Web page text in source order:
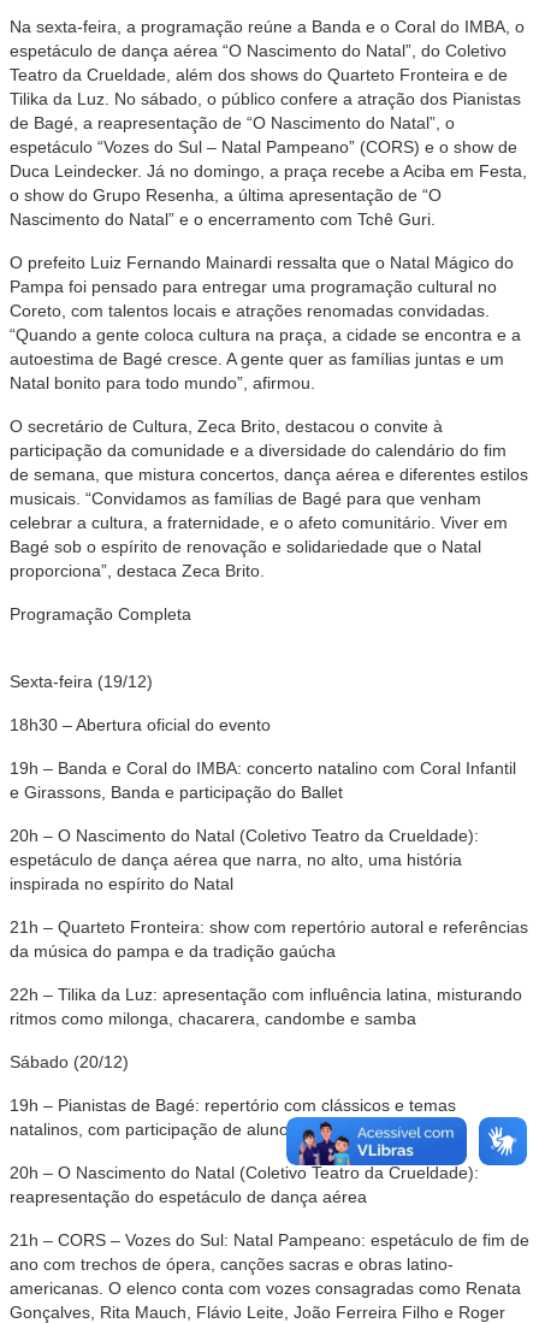
Na sexta-feira, a programação reúne a Banda e o Coral do IMBA, o
espetáculo de dança aérea “O Nascimento do Natal”, do Coletivo
Teatro da Crueldade, além dos shows do Quarteto Fronteira e de
Tilika da Luz. No sábado, o público confere a atração dos Pianistas
de Bagé, a reapresentação de “O Nascimento do Natal”, o
espetáculo “Vozes do Sul – Natal Pampeano” (CORS) e o show de
Duca Leindecker. Já no domingo, a praça recebe a Aciba em Festa,
o show do Grupo Resenha, a última apresentação de “O
Nascimento do Natal” e o encerramento com Tchê Guri.
O prefeito Luiz Fernando Mainardi ressalta que o Natal Mágico do
Pampa foi pensado para entregar uma programação cultural no
Coreto, com talentos locais e atrações renomadas convidadas.
“Quando a gente coloca cultura na praça, a cidade se encontra e a
autoestima de Bagé cresce. A gente quer as famílias juntas e um
Natal bonito para todo mundo”, afirmou.
O secretário de Cultura, Zeca Brito, destacou o convite à
participação da comunidade e a diversidade do calendário do fim
de semana, que mistura concertos, dança aérea e diferentes estilos
musicais. “Convidamos as famílias de Bagé para que venham
celebrar a cultura, a fraternidade, e o afeto comunitário. Viver em
Bagé sob o espírito de renovação e solidariedade que o Natal
proporciona”, destaca Zeca Brito.
Programação Completa
Sexta-feira (19/12)
18h30 – Abertura oficial do evento
19h – Banda e Coral do IMBA: concerto natalino com Coral Infantil
e Girassons, Banda e participação do Ballet
20h – O Nascimento do Natal (Coletivo Teatro da Crueldade):
espetáculo de dança aérea que narra, no alto, uma história
inspirada no espírito do Natal
21h – Quarteto Fronteira: show com repertório autoral e referências
da música do pampa e da tradição gaúcha
22h – Tilika da Luz: apresentação com influência latina, misturando
ritmos como milonga, chacarera, candombe e samba
Sábado (20/12)
19h – Pianistas de Bagé: repertório com clássicos e temas
natalinos, com participação de alunos de piano do IMBA
20h – O Nascimento do Natal (Coletivo Teatro da Crueldade):
reapresentação do espetáculo de dança aérea
21h – CORS – Vozes do Sul: Natal Pampeano: espetáculo de fim de
ano com trechos de ópera, canções sacras e obras latino-
americanas. O elenco conta com vozes consagradas como Renata
Gonçalves, Rita Mauch, Flávio Leite, João Ferreira Filho e Roger